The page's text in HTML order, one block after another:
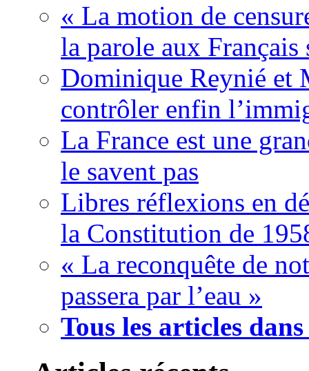
« La motion de
la parole aux
Dominique Reynié et
contrôler enfin
La France est une
le savent pas
Libres réflexions en
la Constitution de
« La reconquête de
passera par l’eau »
Tous les articles